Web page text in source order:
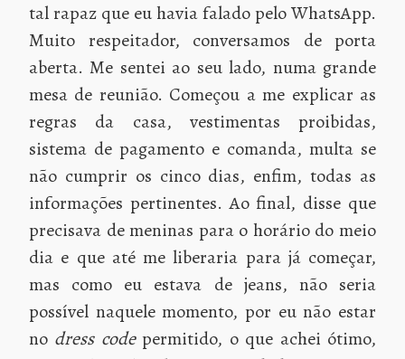
tal rapaz que eu havia falado pelo WhatsApp.
Muito respeitador, conversamos de porta
aberta. Me sentei ao seu lado, numa grande
mesa de reunião. Começou a me explicar as
regras da casa, vestimentas proibidas,
sistema de pagamento e comanda, multa se
não cumprir os cinco dias, enfim, todas as
informações pertinentes. Ao final, disse que
precisava de meninas para o horário do meio
dia e que até me liberaria para já começar,
mas como eu estava de jeans, não seria
possível naquele momento, por eu não estar
no dress codepermitido, o que achei ótimo,